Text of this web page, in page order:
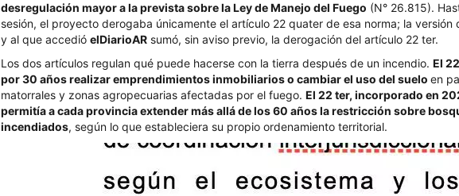
desregulación mayor a la prevista sobre la Ley de Manejo del Fuego (N° 26.815).
sesión, el proyecto derogaba únicamente el artículo 22 quater de esa norma; la versión
y al que accedió elDiarioAR sumó, sin aviso previo, la derogación del artículo 22 ter.
Los dos artículos regulan qué puede hacerse con la tierra después de un incendio. El
por 30 años realizar emprendimientos inmobiliarios o cambiar el uso del suelo en
matorrales y zonas agropecuarias afectadas por el fuego. El 22 ter, incorporado en
permitía a cada provincia extender más allá de los 60 años la restricción sobre
incendiados, según lo que estableciera su propio ordenamiento territorial.